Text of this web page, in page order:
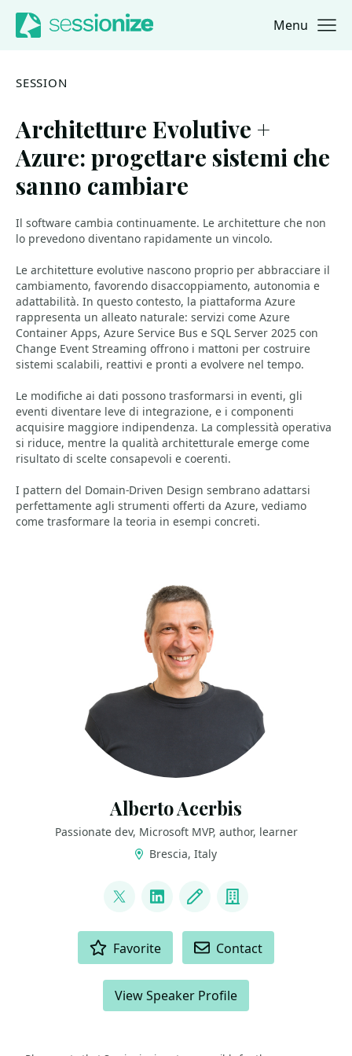
Jump to navigation
Jump to content Menu
SESSION
Architetture Evolutive +
Azure: progettare sistemi che
sanno cambiare
Il software cambia continuamente. Le architetture che non
lo prevedono diventano rapidamente un vincolo.
Le architetture evolutive nascono proprio per abbracciare il
cambiamento, favorendo disaccoppiamento, autonomia e
adattabilità. In questo contesto, la piattaforma Azure
rappresenta un alleato naturale: servizi come Azure
Container Apps, Azure Service Bus e SQL Server 2025 con
Change Event Streaming offrono i mattoni per costruire
sistemi scalabili, reattivi e pronti a evolvere nel tempo.
Le modifiche ai dati possono trasformarsi in eventi, gli
eventi diventare leve di integrazione, e i componenti
acquisire maggiore indipendenza. La complessità operativa
si riduce, mentre la qualità architetturale emerge come
risultato di scelte consapevoli e coerenti.
I pattern del Domain-Driven Design sembrano adattarsi
perfettamente agli strumenti offerti da Azure, vediamo
come trasformare la teoria in esempi concreti.
Alberto Acerbis
Passionate dev, Microsoft MVP, author, learner
Brescia, Italy
@aacerbis
LinkedInBlog Company
Favorite Contact
View Speaker Profile